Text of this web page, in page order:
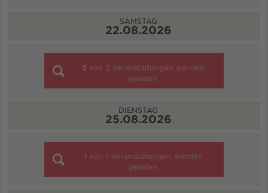
SAMSTAG
22.08.2026
3 von 3 Veranstaltungen werden
geladen
DIENSTAG
25.08.2026
1 von 1 Veranstaltungen werden
geladen